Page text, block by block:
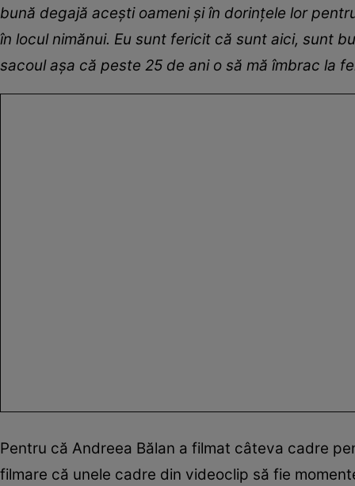
bună degajă acești oameni și în dorințele lor
în locul nimănui. Eu sunt fericit că sunt aici, sunt
sacoul așa că peste 25 de ani o să mă îmbrac la
Pentru că Andreea Bălan a filmat câteva cadre
filmare că unele cadre din videoclip să fie